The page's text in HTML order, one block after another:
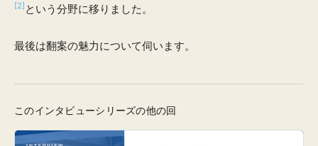
[2] という分野に移りました。
最後は翻案の魅力について伺います。
このインタビューシリーズの他の回